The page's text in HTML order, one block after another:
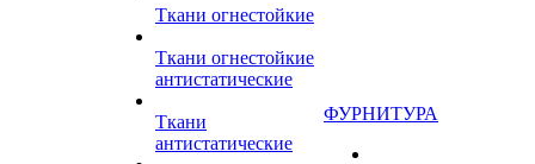
Ткани огнестойкие
Ткани огнестойкие
антистатические
Ткани
антистатические
ФУРНИТУРА